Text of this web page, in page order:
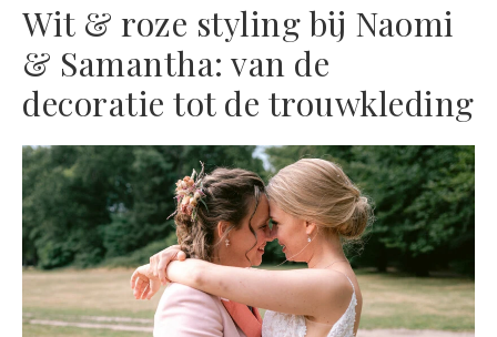
Wit & roze styling bij Naomi
& Samantha: van de
decoratie tot de trouwkleding